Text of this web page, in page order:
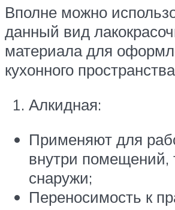
Вполне можно
данный вид
материала для
кухонного
Алкидная:
Применяют для
внутри помещений,
снаружи;
Переносимость к